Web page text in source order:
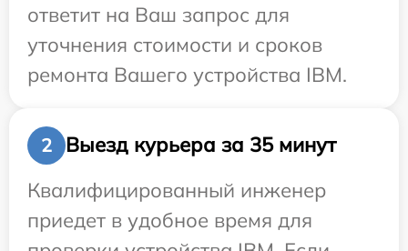
ответит на Ваш запрос для
уточнения стоимости и сроков
ремонта Вашего устройства IBM.
2
Выезд курьера за 35 минут
Квалифицированный инженер
приедет в удобное время для